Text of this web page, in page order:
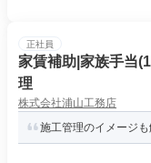
正社員
家賃補助|家族手当
理
株式会社浦山工務店
施工管理のイメージ